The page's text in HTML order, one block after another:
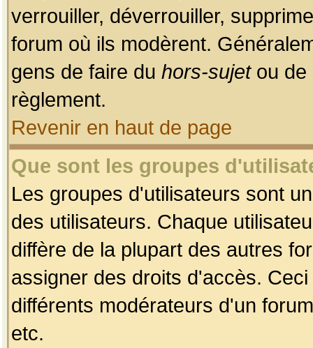
verrouiller, déverrouiller,
forum où ils modèrent.
gens de faire du hors-sujetou de
règlement.
Revenir en haut de page
Que sont les groupes
Les groupes d'utilisateurs sont
des utilisateurs. Chaque
diffère de la plupart des autres
assigner des droits d'accès.
différents modérateurs d'un
etc.